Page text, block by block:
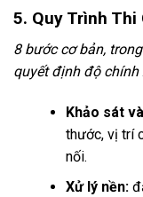
5. Quy Trình Thi
8 bước cơ bản,
quyết định độ
Khảo sát
thước, vị trí
nối.
Xử lý nền: